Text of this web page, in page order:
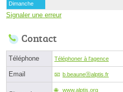
Dimanche
Signaler une erreur
Contact
Téléphone Téléphoner à l'agence
Email b.beauneⓐalptis.fr
www.alptis.org